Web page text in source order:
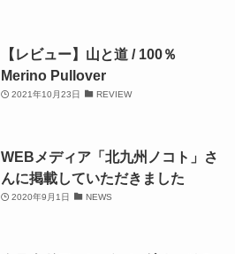
【レビュー】山と道 / 100％
Merino Pullover
2021年10月23日 REVIEW
WEBメディア「北九州ノコト」さ
んに掲載していただきました
2020年9月1日 NEWS